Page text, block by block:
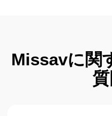
Missavに関